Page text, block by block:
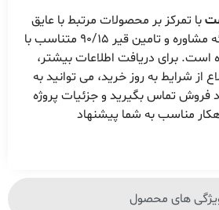
های محصول
با تمرکز بر محصولات مرتبط با عایق
های رطوبتی، امکان ارائه مشاوره و تامین قیر 90/15 متناسب با
است. برای دریافت اطلاعات بیشتر،
از شرایط به روز خرید، می توانید به
فروش تماس بگیرید و جزئیات پروژه
مناسب به شما پیشنهاد